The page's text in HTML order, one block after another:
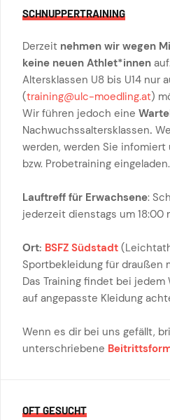
SCHNUPPERTRAINING
Derzeit nehmen wir wegen
keine neuen Athlet*innen
Altersklassen U8 bis U14 nur
(training@ulc-moedling.at)
Wir führen jedoch eine
Nachwuchssaltersklassen.
werden, werden Sie
bzw. Probetraining eingeladen.
Lauftreff für Erwachsene:
jederzeit dienstags um 18:00
Ort: BSFZ Südstadt
Sportbekleidung für draußen
Das Training findet bei
auf angepasste Kleidung
Wenn es dir bei uns gefällt,
unterschriebene
OFT GESUCHT